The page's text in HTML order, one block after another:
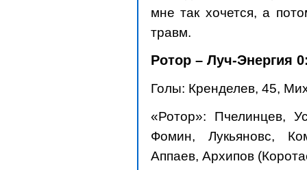
мне так хочется, а
травм.
Ротор – Луч-Энергия
Голы: Кренделев, 45,
«Ротор»: Пчелинцев,
Фомин, Лукьяновс,
Аппаев, Архипов